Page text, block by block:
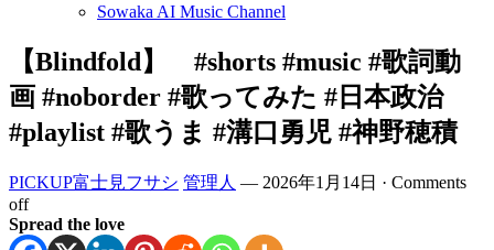
Sowaka AI Music Channel
【Blindfold】 #shorts #music #歌詞動
画 #noborder #歌ってみた #日本政治
#playlist #歌うま #溝口勇児 #神野穂積
PICKUP富士見フサシ 管理人 — 2026年1月14日 · Comments
off
Spread the love